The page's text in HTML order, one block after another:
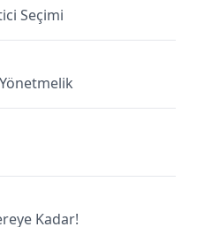
Seçimi
Kadar!